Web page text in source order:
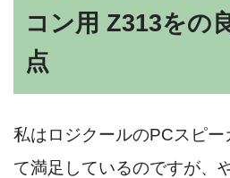
コン用 Z313をの
点
私はロジクールのPCスピ
て満足しているのですが、